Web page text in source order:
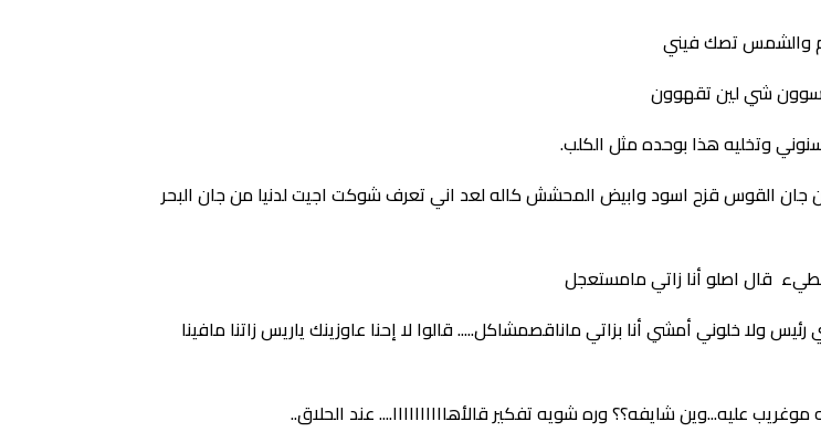
والشمس تصك فيني
شي لين تقهوون
وتخليه هذا بوحده مثل الكلب.
القوس قزح اسود وابيض المحشش كاله لعد اني تعرف شوكت اجيت لدنيا من جان البحر
قال اصلو أنا زاتي مامستعجل
ولا خلوني أمشي أنا بزاتي ماناقصمشاكل..... قالوا لا إحنا عاوزينك ياريس زاتنا مافينا
عليه...وين شايفه؟؟ وره شويه تفكير قالأهاااااااااا.... عند الحلاق..